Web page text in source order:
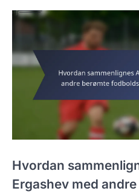
Hvordan
Ergashev med